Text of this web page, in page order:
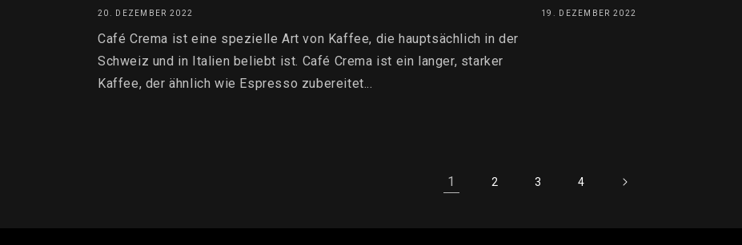
20. DEZEMBER 2022
Café Crema ist eine spezielle Art von Kaffee, die hauptsächlich in der
Schweiz und in Italien beliebt ist. Café Crema ist ein langer, starker
Kaffee, der ähnlich wie Espresso zubereitet...
19. DEZEMBER 2022
1 2 3 4